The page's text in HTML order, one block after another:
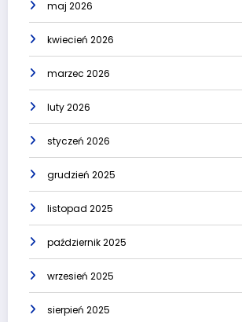
maj 2026
kwiecień 2026
marzec 2026
luty 2026
styczeń 2026
grudzień 2025
listopad 2025
październik 2025
wrzesień 2025
sierpień 2025